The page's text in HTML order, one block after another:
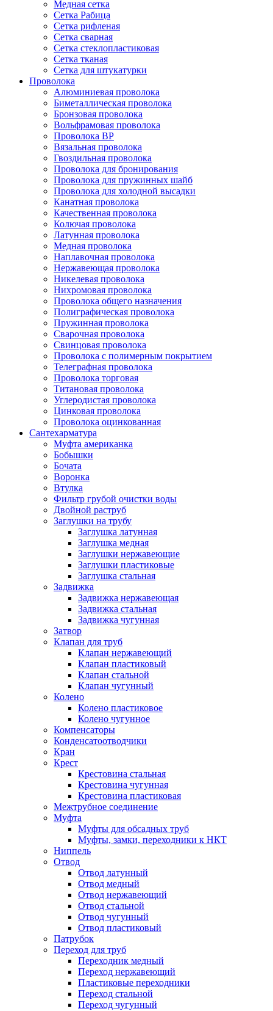
Медная сетка
Сетка Рабица
Сетка рифленая
Сетка сварная
Сетка стеклопластиковая
Сетка тканая
Сетка для штукатурки
Проволока
Алюминиевая проволока
Биметаллическая проволока
Бронзовая проволока
Вольфрамовая проволока
Проволока ВР
Вязальная проволока
Гвоздильная проволока
Проволока для бронирования
Проволока для пружинных шайб
Проволока для холодной высадки
Канатная проволока
Качественная проволока
Колючая проволока
Латунная проволока
Медная проволока
Наплавочная проволока
Нержавеющая проволока
Никелевая проволока
Нихромовая проволока
Проволока общего назначения
Полиграфическая проволока
Пружинная проволока
Сварочная проволока
Свинцовая проволока
Проволока с полимерным покрытием
Телеграфная проволока
Проволока торговая
Титановая проволока
Углеродистая проволока
Цинковая проволока
Проволока оцинкованная
Сантехарматура
Муфта американка
Бобышки
Бочата
Воронка
Втулка
Фильтр грубой очистки воды
Двойной раструб
Заглушки на трубу
Заглушка латунная
Заглушка медная
Заглушки нержавеющие
Заглушки пластиковые
Заглушка стальная
Задвижка
Задвижка нержавеющая
Задвижка стальная
Задвижка чугунная
Затвор
Клапан для труб
Клапан нержавеющий
Клапан пластиковый
Клапан стальной
Клапан чугунный
Колено
Колено пластиковое
Колено чугунное
Компенсаторы
Конденсатоотводчики
Кран
Крест
Крестовина стальная
Крестовина чугунная
Крестовина пластиковая
Межтрубное соединение
Муфта
Муфты для обсадных труб
Муфты, замки, переходники к НКТ
Ниппель
Отвод
Отвод латунный
Отвод медный
Отвод нержавеющий
Отвод стальной
Отвод чугунный
Отвод пластиковый
Патрубок
Переход для труб
Переходник медный
Переход нержавеющий
Пластиковые переходники
Переход стальной
Переход чугунный